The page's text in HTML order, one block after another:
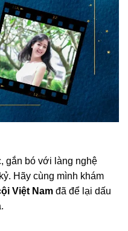
gắn bó với làng nghệ
Hãy cùng mình khám
Việt Nam đã để lại dấu